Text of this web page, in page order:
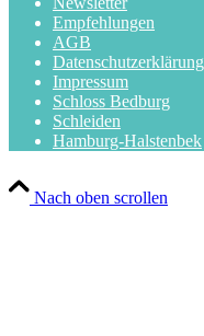
Empfehlungen
AGB
Datenschutzerklärung
Impressum
Schloss Bedburg
Schleiden
Hamburg-Halstenbek
Nach oben scrollen